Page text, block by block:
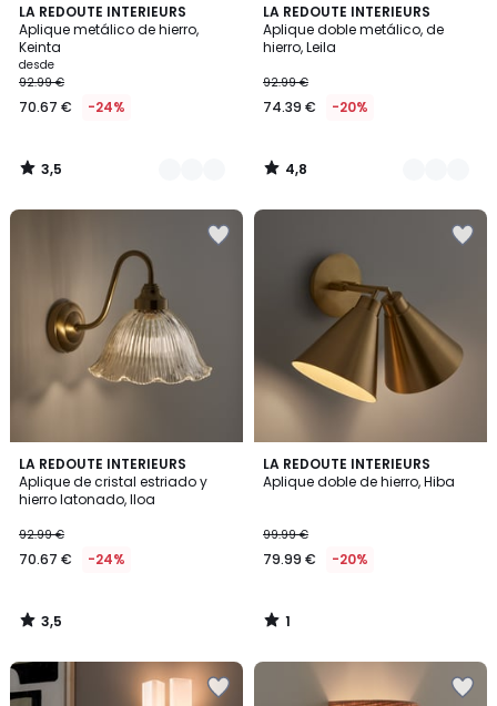
LA REDOUTE INTERIEURS
Aplique metálico de hierro,
Keinta
desde
92.99 €
70.67 € -24%
3,5
/ 5
2
Colores
3,5
/
LA REDOUTE INTERIEURS
Aplique doble metálico, de
hierro, Leila
92.99 €
74.39 € -20%
4,8
/ 5
2
Colores
4,8
/
LA REDOUTE INTERIEURS
Aplique de cristal estriado y
hierro latonado, Iloa
92.99 €
70.67 € -24%
3,5
/ 5
3,5
/
LA REDOUTE INTERIEURS
Aplique doble de hierro, Hiba
99.99 €
79.99 € -20%
1
/
1
/